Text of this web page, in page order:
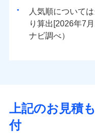
人気順について
り算出[
年 月
ナビ調べ）
上記のお見積
付